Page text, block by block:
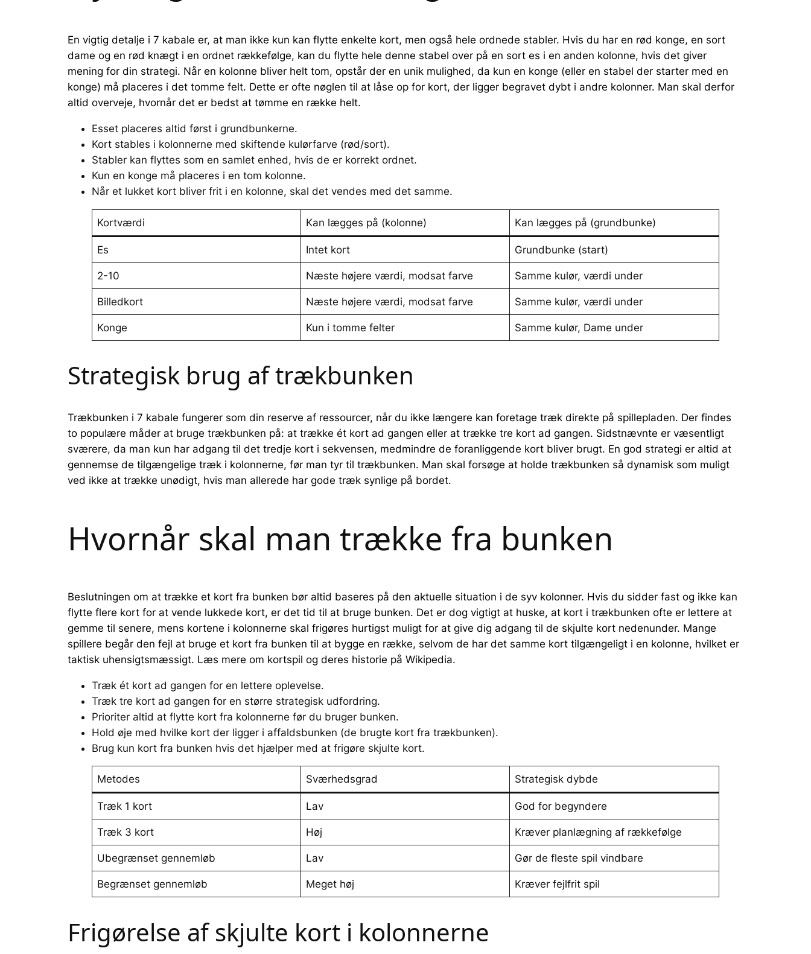
En vigtig detalje i 7 kabale er, at man ikke kun kan flytte enkelte kort, men også hele ordnede stabler. Hvis du har en rød konge, en sort
dame og en rød knægt i en ordnet rækkefølge, kan du flytte hele denne stabel over på en sort es i en anden kolonne, hvis det giver
mening for din strategi. Når en kolonne bliver helt tom, opstår der en unik mulighed, da kun en konge (eller en stabel der starter med en
konge) må placeres i det tomme felt. Dette er ofte nøglen til at låse op for kort, der ligger begravet dybt i andre kolonner. Man skal derfor
altid overveje, hvornår det er bedst at tømme en række helt.
Esset placeres altid først i grundbunkerne.
Kort stables i kolonnerne med skiftende kulørfarve (rød/sort).
Stabler kan flyttes som en samlet enhed, hvis de er korrekt ordnet.
Kun en konge må placeres i en tom kolonne.
Når et lukket kort bliver frit i en kolonne, skal det vendes med det samme.
Kortværdi Kan lægges på (kolonne) Kan lægges på (grundbunke)
Es Intet kort Grundbunke (start)
2-10 Næste højere værdi, modsat farve Samme kulør, værdi under
Billedkort Næste højere værdi, modsat farve Samme kulør, værdi under
Konge Kun i tomme felter Samme kulør, Dame under
Strategisk brug af trækbunken
Trækbunken i 7 kabale fungerer som din reserve af ressourcer, når du ikke længere kan foretage træk direkte på spillepladen. Der findes
to populære måder at bruge trækbunken på: at trække ét kort ad gangen eller at trække tre kort ad gangen. Sidstnævnte er væsentligt
sværere, da man kun har adgang til det tredje kort i sekvensen, medmindre de foranliggende kort bliver brugt. En god strategi er altid at
gennemse de tilgængelige træk i kolonnerne, før man tyr til trækbunken. Man skal forsøge at holde trækbunken så dynamisk som muligt
ved ikke at trække unødigt, hvis man allerede har gode træk synlige på bordet.
Hvornår skal man trække fra bunken
Beslutningen om at trække et kort fra bunken bør altid baseres på den aktuelle situation i de syv kolonner. Hvis du sidder fast og ikke kan
flytte flere kort for at vende lukkede kort, er det tid til at bruge bunken. Det er dog vigtigt at huske, at kort i trækbunken ofte er lettere at
gemme til senere, mens kortene i kolonnerne skal frigøres hurtigst muligt for at give dig adgang til de skjulte kort nedenunder. Mange
spillere begår den fejl at bruge et kort fra bunken til at bygge en række, selvom de har det samme kort tilgængeligt i en kolonne, hvilket er
taktisk uhensigtsmæssigt. Læs mere om kortspil og deres historie på Wikipedia.
Træk ét kort ad gangen for en lettere oplevelse.
Træk tre kort ad gangen for en større strategisk udfordring.
Prioriter altid at flytte kort fra kolonnerne før du bruger bunken.
Hold øje med hvilke kort der ligger i affaldsbunken (de brugte kort fra trækbunken).
Brug kun kort fra bunken hvis det hjælper med at frigøre skjulte kort.
Metodes Sværhedsgrad Strategisk dybde
Træk 1 kort Lav God for begyndere
Træk 3 kort Høj Kræver planlægning af rækkefølge
Ubegrænset gennemløb Lav Gør de fleste spil vindbare
Begrænset gennemløb Meget høj Kræver fejlfrit spil
Frigørelse af skjulte kort i kolonnerne